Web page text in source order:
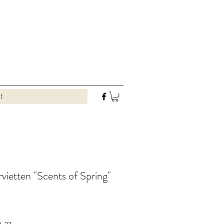
"Scents of Spring"